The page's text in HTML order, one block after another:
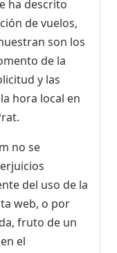
ha descrito
de vuelos,
son los
de la
y las
hora local en
no se
del uso de la
web, o por
fruto de un
el